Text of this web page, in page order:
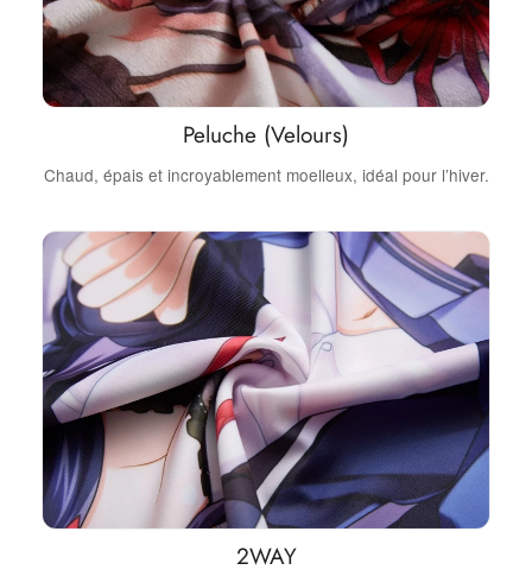
Peluche (Velours)
Chaud, épais et incroyablement moelleux, idéal pour l’hiver.
2WAY